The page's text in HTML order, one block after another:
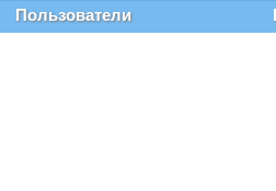
Пользователи